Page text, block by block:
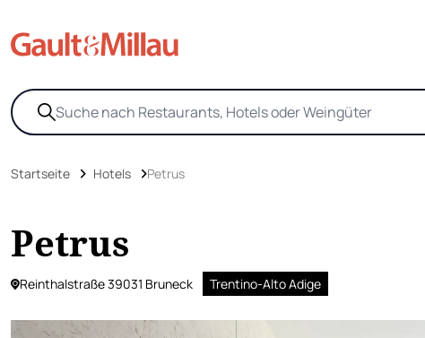
Startseite Hotels Petrus
Petrus
Reinthalstraße 39031 Bruneck Trentino-Alto Adige